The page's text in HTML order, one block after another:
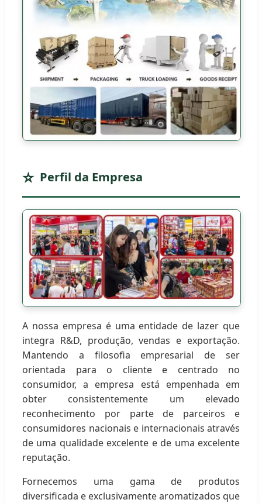
Perfil da Empresa
A nossa empresa é uma entidade de lazer que
integra R&D, produção, vendas e exportação.
Mantendo a filosofia empresarial de ser
orientada para o cliente e centrado no
consumidor, a empresa está empenhada em
obter consistentemente um elevado
reconhecimento por parte de parceiros e
consumidores nacionais e internacionais através
de uma qualidade excelente e de uma excelente
reputação.
Fornecemos uma gama de produtos
diversificada e exclusivamente aromatizados que